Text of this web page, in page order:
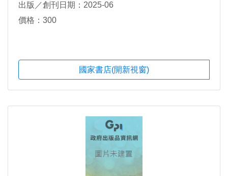
出版／創刊日期：2025-06
價格：300
國家書店(開新視窗)